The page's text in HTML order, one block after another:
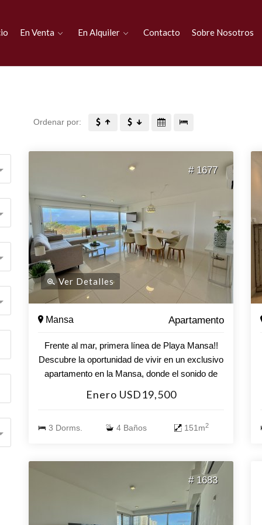
En Venta En Alquiler Contacto Sobre Nosotros
Ordenar por:
# 1677
Ver Detalles
Mansa Apartamento
Frente al mar, primera línea de Playa Mansa!!
Descubre la oportunidad de vivir en un exclusivo
apartamento en la Mansa, donde el sonido de
de tu día a día. Este elegante y luminoso
disfrutar con familia y amigos. Características
Baños: Espaciosos y modernos, diseñados para
tu comodidad. - Cocina definida: Equipamiento
completo que incluye horno, anafe, microondas,
2 heladeras con freezer, licuadora, tostadora y
Enero USD19,500
3 Dorms. 4 Baños 151m2
# 1683